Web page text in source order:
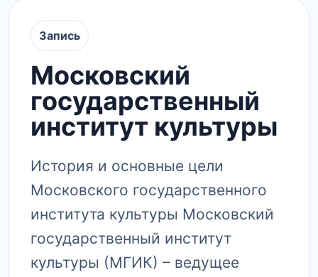
Запись
Московский
государственный
институт культуры
История и основные цели
Московского государственного
института культуры Московский
государственный институт
культуры (МГИК) – ведущее